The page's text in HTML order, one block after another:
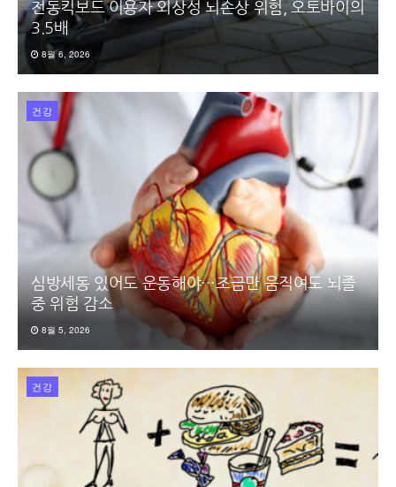
전동킥보드 이용자 외상성 뇌손상 위험, 오토바이의
3.5배
8월 6, 2026
건강
심방세동 있어도 운동해야…조금만 움직여도 뇌졸
중 위험 감소
8월 5, 2026
건강